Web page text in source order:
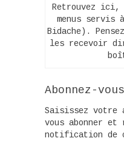
Retrouvez ici,
menus servis
Bidache).
les recevoir
Abonnez-
Saisissez votre
vous abonner et
notification de